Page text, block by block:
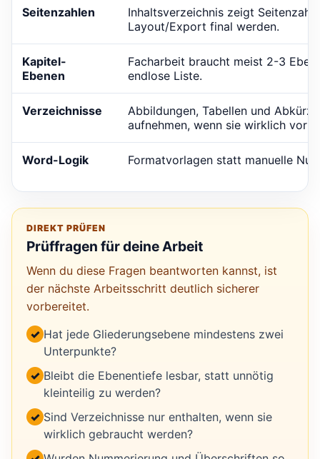
Seitenzahlen
Inhaltsverzeichnis zeigt
Layout/Export final werden.
Kapitel-
Ebenen
Facharbeit braucht meist 2-3
endlose Liste.
Verzeichnisse
Abbildungen, Tabellen und
aufnehmen, wenn sie wirklich
Word-Logik Formatvorlagen statt manuelle
DIREKT PRÜFEN
Prüffragen für deine Arbeit
Wenn du diese Fragen beantworten kannst, ist
der nächste Arbeitsschritt deutlich sicherer
vorbereitet.
✓ Hat jede Gliederungsebene mindestens zwei
Unterpunkte?
✓ Bleibt die Ebenentiefe lesbar, statt unnötig
kleinteilig zu werden?
✓ Sind Verzeichnisse nur enthalten, wenn sie
wirklich gebraucht werden?